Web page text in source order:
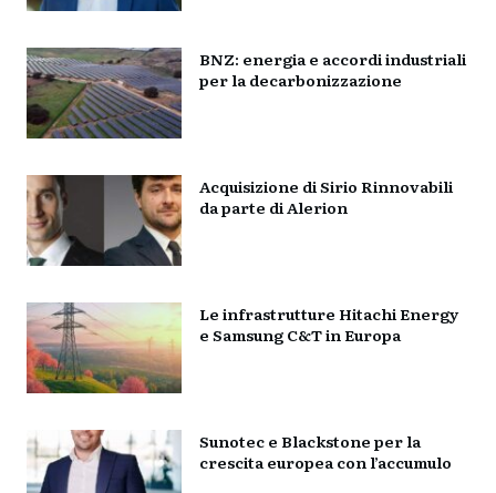
BNZ: energia e accordi industriali
per la decarbonizzazione
Acquisizione di Sirio Rinnovabili
da parte di Alerion
Le infrastrutture Hitachi Energy
e Samsung C&T in Europa
Sunotec e Blackstone per la
crescita europea con l’accumulo